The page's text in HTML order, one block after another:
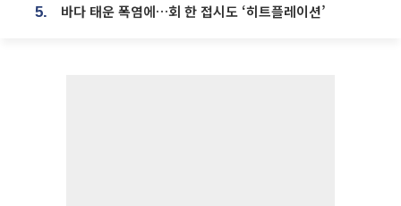
5. 바다 태운 폭염에…회 한 접시도 ‘히트플레이션’